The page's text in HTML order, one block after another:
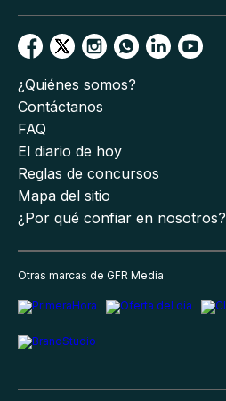
¿Quiénes somos?
Contáctanos
FAQ
El diario de hoy
Reglas de concursos
Mapa del sitio
¿Por qué confiar en nosotros?
Otras marcas de GFR Media